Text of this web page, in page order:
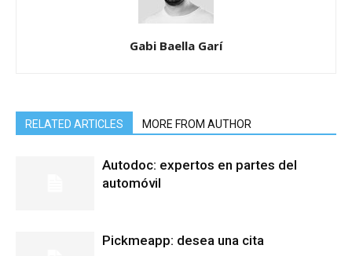
Gabi Baella Garí
RELATED ARTICLES MORE FROM AUTHOR
Autodoc: expertos en partes del
automóvil
Pickmeapp: desea una cita